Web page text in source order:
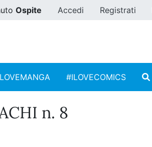
Ospite Accedi Registrati
#ILOVECOMICS
n. 8